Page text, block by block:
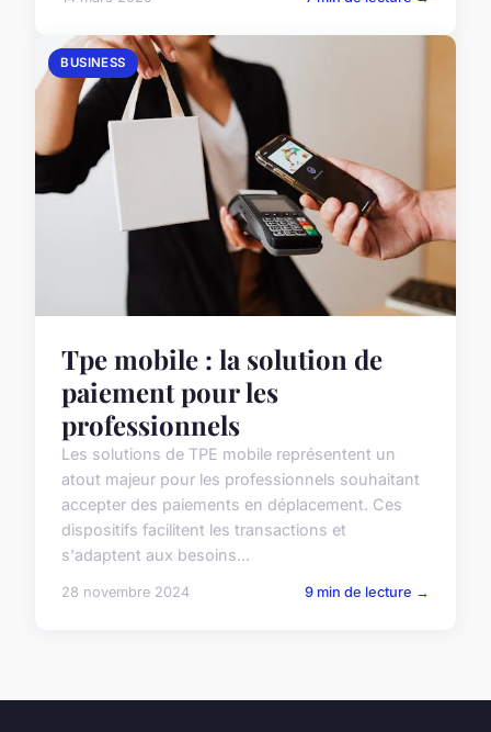
BUSINESS
Tpe mobile : la solution de
paiement pour les
professionnels
Les solutions de TPE mobile représentent un
atout majeur pour les professionnels souhaitant
accepter des paiements en déplacement. Ces
dispositifs facilitent les transactions et
s'adaptent aux besoins...
28 novembre 2024 9 min de lecture →